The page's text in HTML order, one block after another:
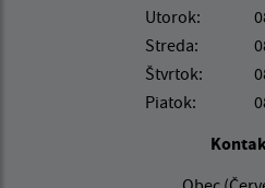
Utorok:
Streda:
Štvrtok:
Piatok: